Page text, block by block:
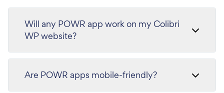
Will any POWR app work on my Colibri
WP website?
Are POWR apps mobile-friendly?